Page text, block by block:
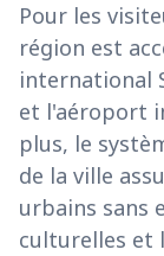
Pour les
région est
international
et l'aéroport
plus, le
de la ville
urbains sans
culturelles et